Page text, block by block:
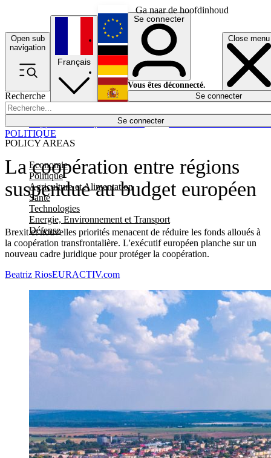
Ga naar de hoofdinhoud
Open sub
navigation
Close menu
Recherche
Se connecter
POLICY AREAS
Economie
Politique
Agriculture et Alimentation
Santé
Technologies
Energie, Environnement et Transport
Défense
Économie
Français
English
Deutsch
Español
Se connecter
Vous êtes déconnecté.
Se connecter
La coopération entre régions
suspendue au budget européen
Brexit et nouvelles priorités menacent de réduire les fonds alloués à
la coopération transfrontalière. L'exécutif européen planche sur un
nouveau cadre juridique pour protéger la coopération.
POLITIQUE
Beatriz RiosEURACTIV.com